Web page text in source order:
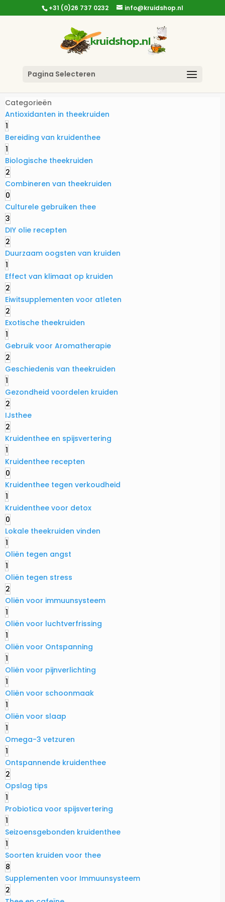
+31 (0)26 737 0232 info@kruidshop.nl
Pagina Selecteren
Categorieën
Antioxidanten in theekruiden
1
Bereiding van kruidenthee
1
Biologische theekruiden
2
Combineren van theekruiden
0
Culturele gebruiken thee
3
DIY olie recepten
2
Duurzaam oogsten van kruiden
1
Effect van klimaat op kruiden
2
Eiwitsupplementen voor atleten
2
Exotische theekruiden
1
Gebruik voor Aromatherapie
2
Geschiedenis van theekruiden
1
Gezondheid voordelen kruiden
2
IJsthee
2
Kruidenthee en spijsvertering
1
Kruidenthee recepten
0
Kruidenthee tegen verkoudheid
1
Kruidenthee voor detox
0
Lokale theekruiden vinden
1
Oliën tegen angst
1
Oliën tegen stress
2
Oliën voor immuunsysteem
1
Oliën voor luchtverfrissing
1
Oliën voor Ontspanning
1
Oliën voor pijnverlichting
1
Oliën voor schoonmaak
1
Oliën voor slaap
1
Omega-3 vetzuren
1
Ontspannende kruidenthee
2
Opslag tips
1
Probiotica voor spijsvertering
1
Seizoensgebonden kruidenthee
1
Soorten kruiden voor thee
8
Supplementen voor Immuunsysteem
2